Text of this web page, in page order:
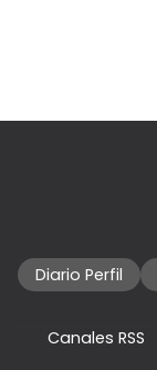
Diario Perfil
Canales RSS